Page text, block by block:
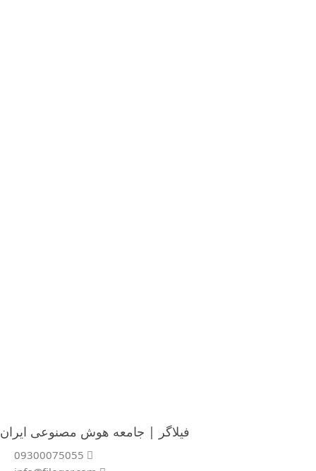
فیلاگر | جامعه هوش مصنوعی ایران
09300075055